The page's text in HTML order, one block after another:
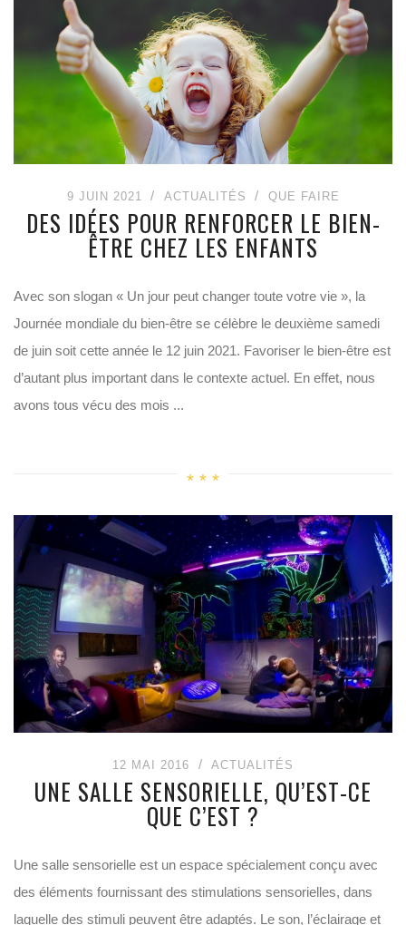
9 JUIN 2021 ACTUALITÉS QUE FAIRE
DES IDÉES POUR RENFORCER LE BIEN-
ÊTRE CHEZ LES ENFANTS
Avec son slogan « Un jour peut changer toute votre vie », la
Journée mondiale du bien-être se célèbre le deuxième samedi
de juin soit cette année le 12 juin 2021. Favoriser le bien-être est
d’autant plus important dans le contexte actuel. En effet, nous
avons tous vécu des mois ...
12 MAI 2016 ACTUALITÉS
UNE SALLE SENSORIELLE, QU’EST-CE
QUE C’EST ?
Une salle sensorielle est un espace spécialement conçu avec
des éléments fournissant des stimulations sensorielles, dans
laquelle des stimuli peuvent être adaptés. Le son, l’éclairage et